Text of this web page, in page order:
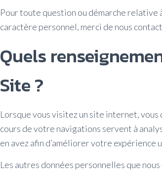
Pour toute question ou démarche relative
caractère personnel, merci de nous
Quels
Site ?
Lorsque vous visitez un site internet,
cours de votre navigations servent à
en avez afin d’améliorer votre expérience
Les autres données personnelles que